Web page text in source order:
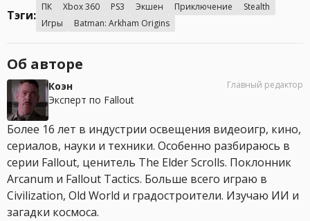
Тэги:
ПК Xbox 360 PS3 Экшен Приключение
Stealth
Игры
Batman: Arkham Origins
Об авторе
Коэн
Эксперт по Fallout
Главный редактор
Более 16 лет в индустрии освещения видеоигр, кино,
сериалов, науки и техники. Особенно разбираюсь в
серии Fallout, ценитель The Elder Scrolls. Поклонник
Arcanum и Fallout Tactics. Больше всего играю в
Civilization, Old World и градостроители. Изучаю ИИ и
загадки космоса.